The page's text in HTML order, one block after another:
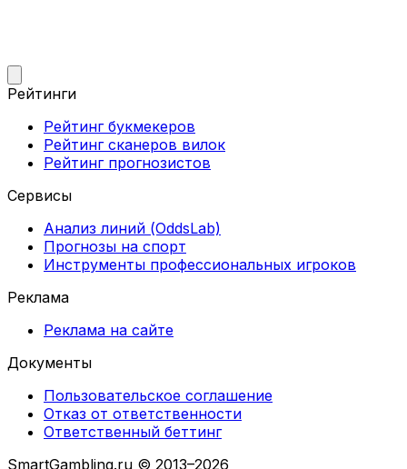
Рейтинги
Рейтинг букмекеров
Рейтинг сканеров вилок
Рейтинг прогнозистов
Сервисы
Анализ линий (OddsLab)
Прогнозы на спорт
Инструменты профессиональных игроков
Реклама
Реклама на сайте
Документы
Пользовательское соглашение
Отказ от ответственности
Ответственный беттинг
SmartGambling.ru © 2013–2026